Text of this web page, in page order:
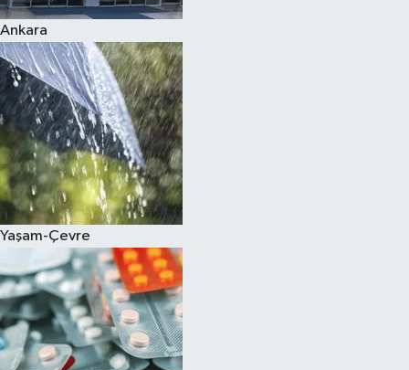
Ankara
Yaşam-Çevre